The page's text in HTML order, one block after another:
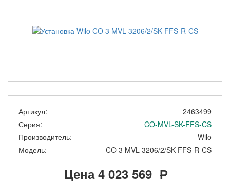
Артикул:
2463499
Серия:
CO-MVL-SK-FFS-CS
Производитель:
Wilo
Модель:
CO 3 MVL 3206/2/SK-FFS-R-CS
Цена4 023 569 Р